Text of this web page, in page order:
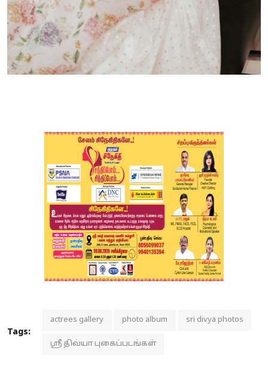
Tags:
actrees gallery photo album sri divya photos
ஸ்ரீ திவ்யா புகைப்படங்கள்